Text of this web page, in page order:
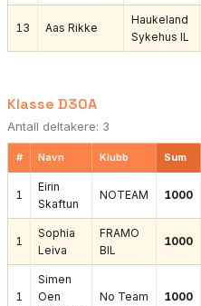
13 Aas Rikke
Haukeland
Sykehus IL
Klasse D30A
Antall deltakere: 3
# Navn Klubb Sum
1
Eirin
Skaftun
NOTEAM 1000
1
Sophia
Leiva
FRAMO
BIL
1000
1
Simen
Oen
No Team 1000